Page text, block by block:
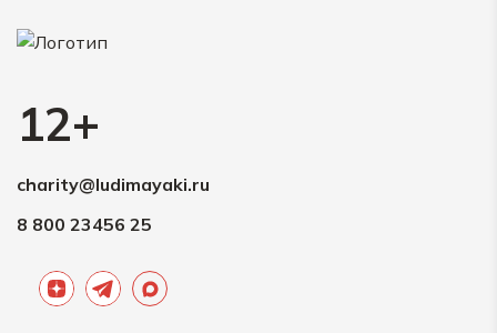
12+
charity@ludimayaki.ru
8 800 23456 25